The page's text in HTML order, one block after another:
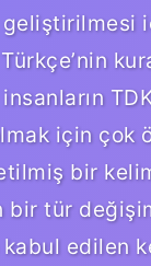
geliştirilmesi
için çok
bir
bir tür
kabul edilen